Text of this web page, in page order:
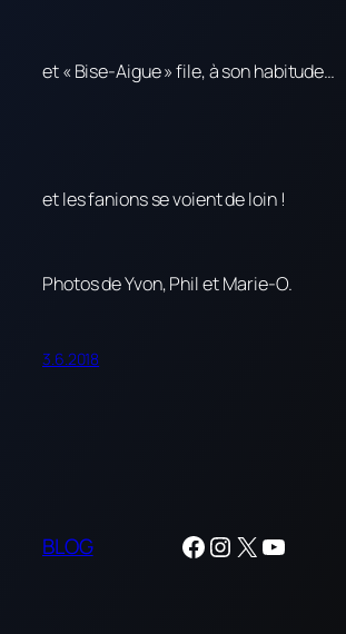
et « Bise-Aigue » file, à son habitude…
et les fanions se voient de loin !
Photos de Yvon, Phil et Marie-O.
3.6.2018
BLOG Facebook
Instagram
X YouTube